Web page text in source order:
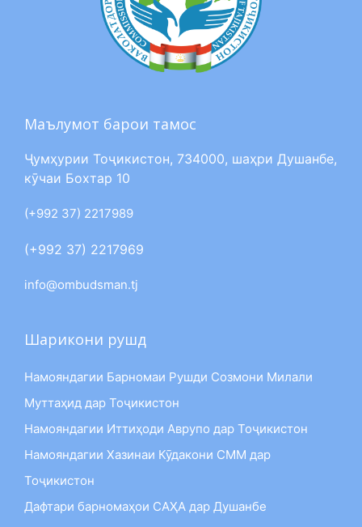
Маълумот барои тамос
Ҷумҳурии Тоҷикистон, 734000, шаҳри Душанбе,
кӯчаи Бохтар 10
(+992 37) 2217989
(+992 37) 2217969
info@ombudsman.tj
Шарикони рушд
Намояндагии Барномаи Рушди Созмони Милали
Муттаҳид дар Тоҷикистон
Намояндагии Иттиҳоди Аврупо дар Тоҷикистон
Намояндагии Хазинаи Кӯдакони СММ дар
Тоҷикистон
Дафтари барномаҳои САҲА дар Душанбе